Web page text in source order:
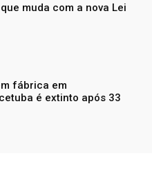
muda com a nova Lei
fábrica em
é extinto após 33